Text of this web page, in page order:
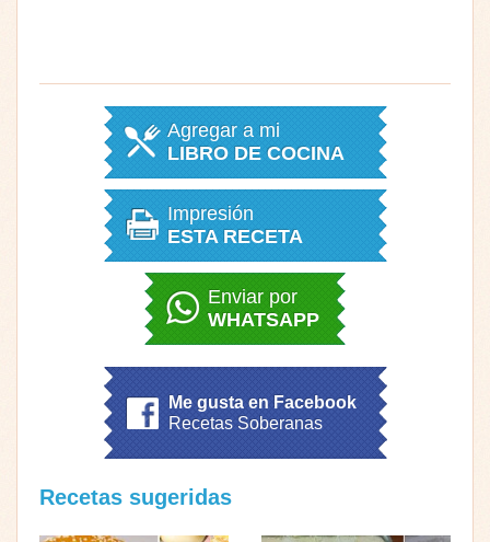
Agregar a mi
LIBRO DE COCINA
Impresión
ESTA RECETA
Enviar por
WHATSAPP
Me gusta en Facebook
Recetas Soberanas
Recetas sugeridas